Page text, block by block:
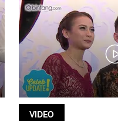
VIDEO